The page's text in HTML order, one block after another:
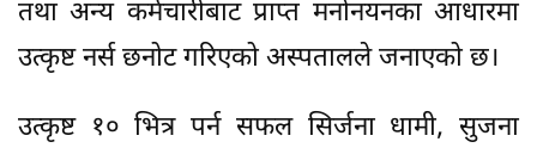
तथा अन्य कर्मचारीबाट प्राप्त मनोनयनका आधारमा
उत्कृष्ट नर्स छनोट गरिएको अस्पतालले जनाएको छ।
उत्कृष्ट १० भित्र पर्न सफल सिर्जना धामी, सुजना